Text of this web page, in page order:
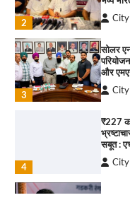
2 City
3
सोलर
और
सबूत :
City
इंडियन
3
सरकारी
4
राहुल
की
City